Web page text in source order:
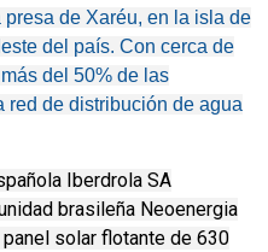
de Xaréu, en la isla de
del país. Con cerca de
del 50% de las
red de distribución de agua
Iberdrola SA
brasileña Neoenergia
panel solar flotante de 630